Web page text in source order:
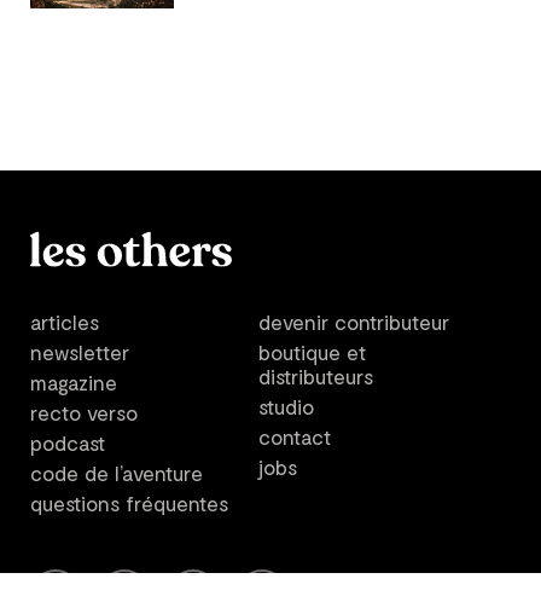
articles
newsletter
magazine
recto verso
podcast
code de l’aventure
questions fréquentes
devenir contributeur
boutique et
distributeurs
studio
contact
jobs